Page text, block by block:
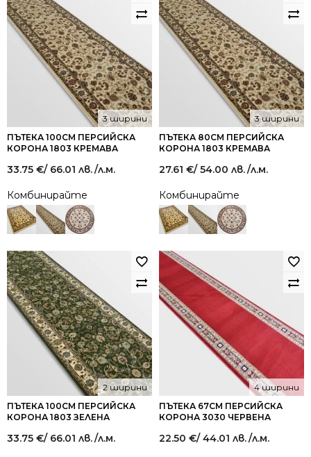
ПЪТЕКА 100СМ ПЕРСИЙСКА
КОРОНА 1803 КРЕМАВА
3 ширини
33.75 €/ 66.01 лв./л.м.
Комбинирайте
ПЪТЕКА 80СМ ПЕРСИЙСКА
КОРОНА 1803 КРЕМАВА
3 ширини
27.61 €/ 54.00 лв./л.м.
Комбинирайте
ПЪТЕКА 100СМ ПЕРСИЙСКА
КОРОНА 1803 ЗЕЛЕНА
2 ширини
33.75 €/ 66.01 лв./л.м.
ПЪТЕКА 67СМ ПЕРСИЙСКА
КОРОНА 3030 ЧЕРВЕНА
4 ширини
22.50 €/ 44.01 лв./л.м.